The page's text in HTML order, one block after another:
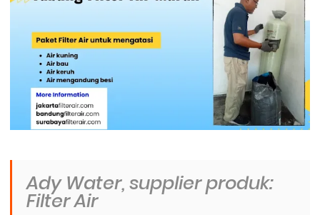
Ady Water, supplier produk:
Filter Air